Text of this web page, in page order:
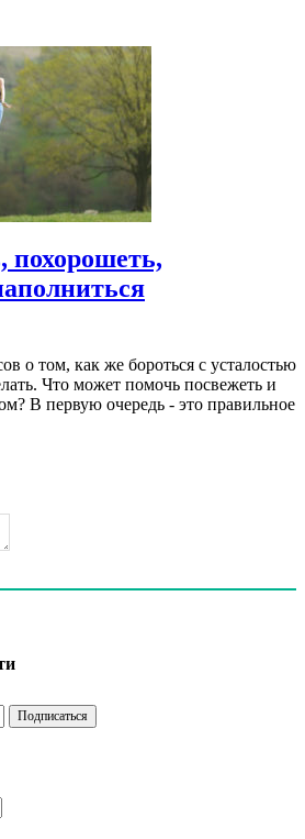
похорошеть,
о том, как же бороться с усталостью
Что может помочь посвежеть и
В первую очередь - это правильное